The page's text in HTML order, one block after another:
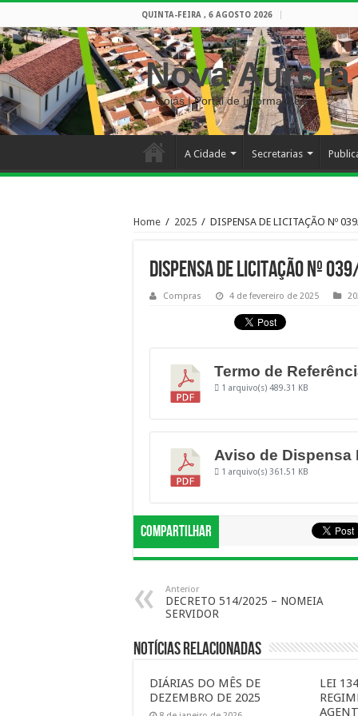
QUINTA-FEIRA , 6 AGOSTO 2026
Nova Aurora
– Goiás | Portal de Informações
A Cidade Secretarias
Home / 2025 / DISPENSA DE LICITAÇÃO Nº
DISPENSA DE LICITAÇÃO Nº
Compras 4 de fevereiro de 2025
Termo de
1 arquivo(s) 489.31 KB
Aviso de Dispensa
1 arquivo(s) 361.51 KB
Compartilhar
Anterior
DECRETO 514/2025 – NOMEIA
SERVIDOR
Notícias Relacionadas
DIÁRIAS DO MÊS DE
DEZEMBRO DE 2025
LEI